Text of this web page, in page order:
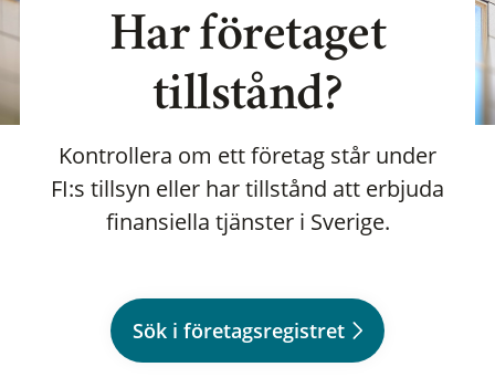
Har företaget
tillstånd?
Kontrollera om ett företag står under
FI:s tillsyn eller har tillstånd att erbjuda
finansiella tjänster i Sverige.
Sök i företagsregistret